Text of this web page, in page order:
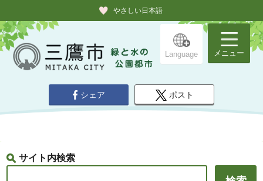
やさしい日本語
Language メニュー
シェア ポスト
サイト内検索